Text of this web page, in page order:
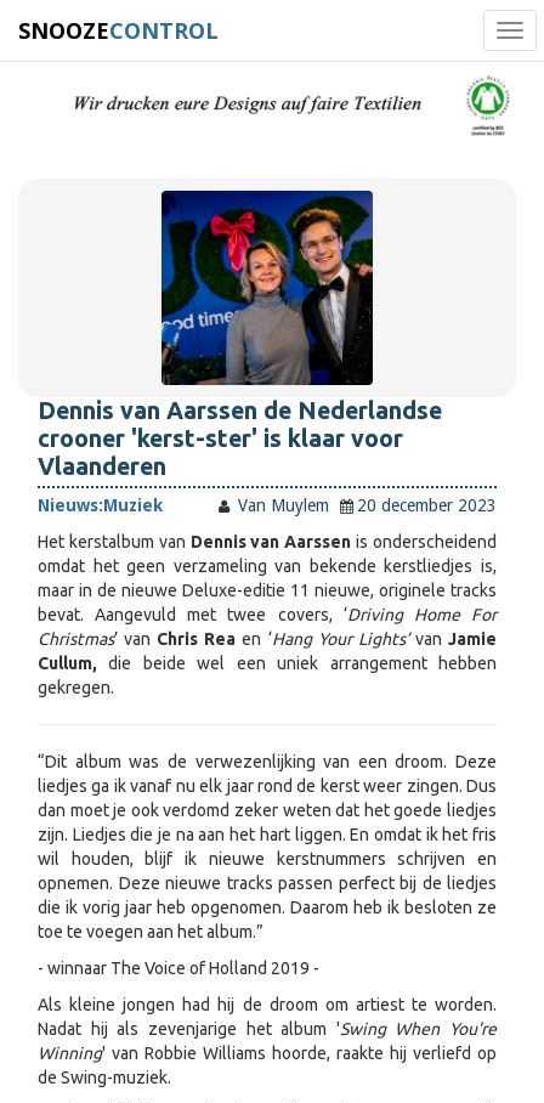
SNOOZECONTROL
Dennis van Aarssen de Nederlandse
crooner 'kerst-ster' is klaar voor
Vlaanderen
Nieuws:Muziek Van Muylem
20 december 2023
Het kerstalbum van Dennis van Aarssen is onderscheidend
omdat het geen verzameling van bekende kerstliedjes is,
maar in de nieuwe Deluxe-editie 11 nieuwe, originele tracks
bevat. Aangevuld met twee covers, ‘Driving Home For
Christmas’ van Chris Reaen ‘Hang Your Lights’vanJamie
Cullum, die beide wel een uniek arrangement hebben
gekregen.
“Dit album was de verwezenlijking van een droom. Deze
liedjes ga ik vanaf nu elk jaar rond de kerst weer zingen. Dus
dan moet je ook verdomd zeker weten dat het goede liedjes
zijn. Liedjes die je na aan het hart liggen. En omdat ik het fris
wil houden, blijf ik nieuwe kerstnummers schrijven en
opnemen. Deze nieuwe tracks passen perfect bij de liedjes
die ik vorig jaar heb opgenomen. Daarom heb ik besloten ze
toe te voegen aan het album.”
- winnaar The Voice of Holland 2019 -
Als kleine jongen had hij de droom om artiest te worden.
Nadat hij als zevenjarige het album 'Swing When You're
Winning' van Robbie Williams hoorde, raakte hij verliefd op
de Swing-muziek.